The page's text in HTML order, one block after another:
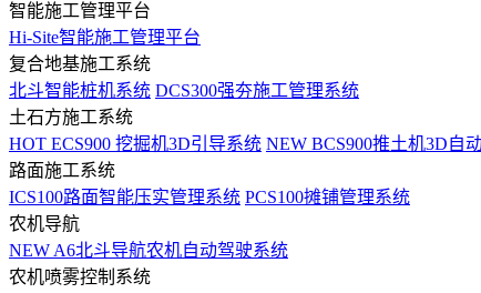
智能施工管理平台
Hi-Site智能施工管理平台
复合地基施工系统
北斗智能桩机系统 DCS300强夯施工管理系统
土石方施工系统
HOT ECS900 挖掘机3D引导系统 NEW BCS900推土机3D自
路面施工系统
ICS100路面智能压实管理系统 PCS100摊铺管理系统
农机导航
NEW A6北斗导航农机自动驾驶系统
农机喷雾控制系统